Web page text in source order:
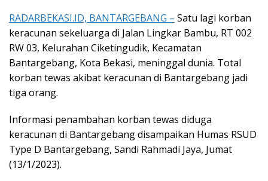
RADARBEKASI.ID, BANTARGEBANG – Satu lagi korban
keracunan sekeluarga di Jalan Lingkar Bambu, RT 002
RW 03, Kelurahan Ciketingudik, Kecamatan
Bantargebang, Kota Bekasi, meninggal dunia. Total
korban tewas akibat keracunan di Bantargebang jadi
tiga orang.
Informasi penambahan korban tewas diduga
keracunan di Bantargebang disampaikan Humas RSUD
Type D Bantargebang, Sandi Rahmadi Jaya, Jumat
(13/1/2023).